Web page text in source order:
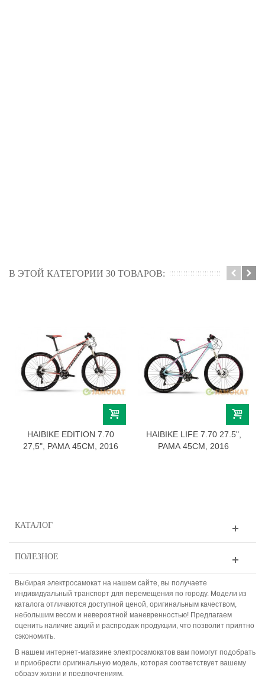
В ЭТОЙ КАТЕГОРИИ 30 ТОВАРОВ:
HAIBIKE EDITION 7.70
27,5", РАМА 45СМ, 2016
HAIBIKE LIFE 7.70 27.5",
РАМА 45СМ, 2016
КАТАЛОГ
ПОЛЕЗНОЕ
Выбирая электросамокат на нашем сайте, вы получаете
индивидуальный транспорт для перемещения по городу. Модели из
каталога отличаются доступной ценой, оригинальным качеством,
небольшим весом и невероятной маневренностью! Предлагаем
оценить наличие акций и распродаж продукции, что позволит приятно
сэкономить.
В нашем интернет-магазине электросамокатов вам помогут подобрать
и приобрести оригинальную модель, которая соответствует вашему
образу жизни и предпочтениям.